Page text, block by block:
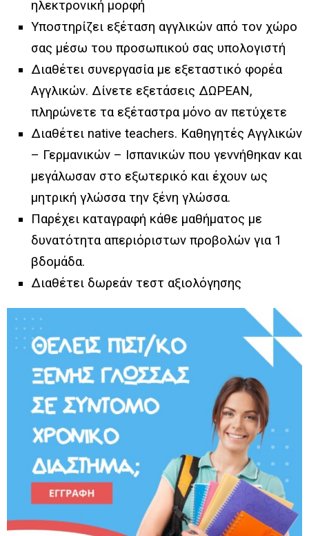
ηλεκτρονική μορφή
Υποστηρίζει εξέταση αγγλικών από τον χώρο
σας μέσω του προσωπικού σας υπολογιστή
Διαθέτει συνεργασία με εξεταστικό φορέα
Αγγλικών. Δίνετε εξετάσεις ΔΩΡΕΑΝ,
πληρώνετε τα εξέταστρα μόνο αν πετύχετε
Διαθέτει native teachers. Καθηγητές Αγγλικών
– Γερμανικών – Ισπανικών που γεννήθηκαν και
μεγάλωσαν στο εξωτερικό και έχουν ως
μητρική γλώσσα την ξένη γλώσσα.
Παρέχει καταγραφή κάθε μαθήματος με
δυνατότητα απεριόριστων προβολών για 1
βδομάδα.
Διαθέτει δωρεάν τεστ αξιολόγησης